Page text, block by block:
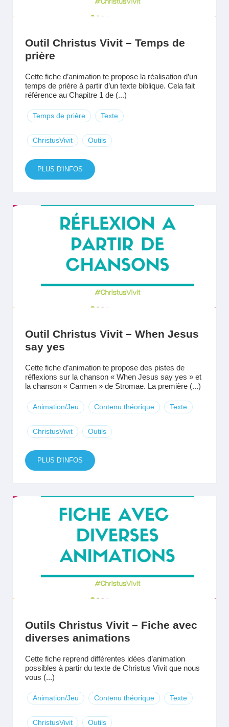
Outil Christus Vivit – Temps de
prière
Cette fiche d’animation te propose la réalisation d’un
temps de prière à partir d’un texte biblique. Cela fait
référence au Chapitre 1 de (...)
Temps de prière Texte
ChristusVivit Outils
PLUS D'INFOS
Outil Christus Vivit – When Jesus
say yes
Cette fiche d’animation te propose des pistes de
réflexions sur la chanson « When Jesus say yes » et
la chanson « Carmen » de Stromae. La première (...)
Animation/Jeu Contenu théorique Texte
ChristusVivit Outils
PLUS D'INFOS
Outils Christus Vivit – Fiche avec
diverses animations
Cette fiche reprend différentes idées d’animation
possibles à partir du texte de Christus Vivit que nous
vous (...)
Animation/Jeu Contenu théorique Texte
ChristusVivit Outils